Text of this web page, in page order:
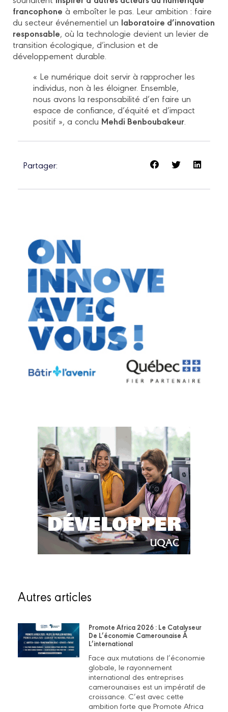
francophone à emboîter le pas. Leur ambition : faire
du secteur événementiel un laboratoire d’innovation
responsable, où la technologie devient un levier de
transition écologique, d’inclusion et de
développement durable.
« Le numérique doit servir à rapprocher les
individus, non à les éloigner. Ensemble,
nous avons la responsabilité d’en faire un
espace de confiance, d’équité et d’impact
positif », a conclu Mehdi Benboubakeur
Partager:
Autres articles
Promote Africa 2026 : Le Catalyseur
De L’économie Camerounaise À
L’international
Face aux mutations de l’économie
globale, le rayonnement
international des entreprises
camerounaises est un impératif de
croissance. C’est avec cette
ambition forte que Promote Africa